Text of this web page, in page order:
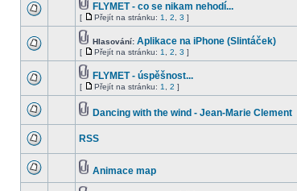
FLYMET - co se nikam nehodí...
[ Přejít na stránku: 1 2 3 ]
Hlasování: Aplikace na iPhone (Slintáček)
[ Přejít na stránku: 1 2 3 ]
FLYMET - úspěšnost...
[ Přejít na stránku: 1 2 ]
Dancing with the wind - Jean-Marie Clement
RSS
Animace map